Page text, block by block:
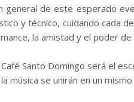
general de este esperado
y técnico, cuidando cada
la amistad y el poder de
Santo Domingo será el
música se unirán en un